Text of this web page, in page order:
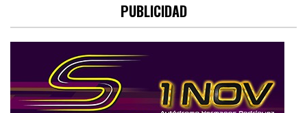
PUBLICIDAD